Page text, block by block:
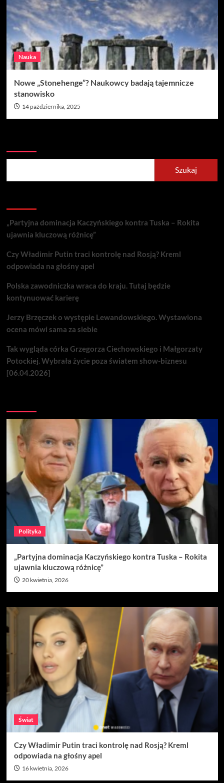
Nauka
Nowe „Stonehenge”? Naukowcy badają tajemnicze
stanowisko
14 października, 2025
Szukaj
„Partyjna dominacja Kaczyńskiego kontra Tuska – Rokita
ujawnia kluczową różnicę”
Czy Władimir Putin traci kontrolę nad Rosją? Kreml
odpowiada na głośny apel
Polska zawodniczka wraca do kraju. Tutaj będzie
kontynuować karierę
Jerzy Brzęczek o występie Lewandowskiego. Wystawiona
ocena mówi sama za siebie
Tak wygląda córka Grzegorza Ciechowskiego i Małgorzaty
Potockiej. Wybrała życie poza światem show-biznesu
[06.04.2026]
Polityka
„Partyjna dominacja Kaczyńskiego kontra Tuska – Rokita
ujawnia kluczową różnicę”
20 kwietnia, 2026
Świat
Czy Władimir Putin traci kontrolę nad Rosją? Kreml
odpowiada na głośny apel
16 kwietnia, 2026